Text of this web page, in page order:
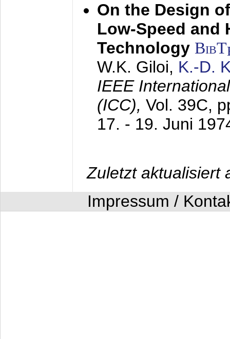
On the Design
Low-Speed and
Technology BibT
W.K. Giloi, K.-D.
IEEE
(ICC), Vol. 39C,
17. - 19. Juni
Zuletzt aktualisiert
Impressum /